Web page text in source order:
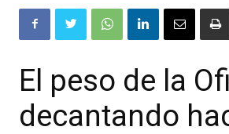
El peso de la
decantando